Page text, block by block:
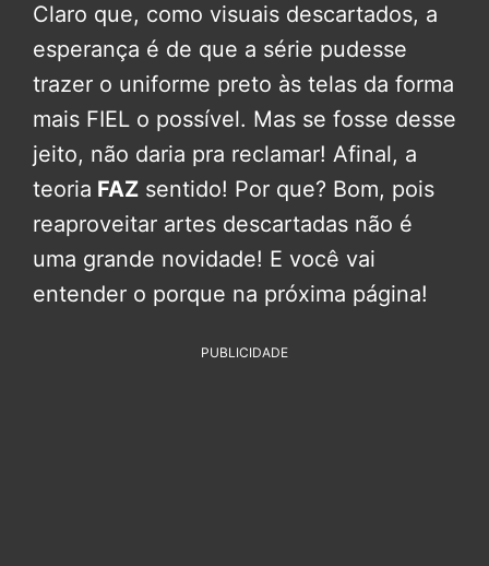
Claro que, como visuais descartados, a
esperança é de que a série pudesse
trazer o uniforme preto às telas da forma
mais FIEL o possível. Mas se fosse desse
jeito, não daria pra reclamar! Afinal, a
teoria FAZ sentido! Por que? Bom, pois
reaproveitar artes descartadas não é
uma grande novidade! E você vai
entender o porque na próxima página!
PUBLICIDADE